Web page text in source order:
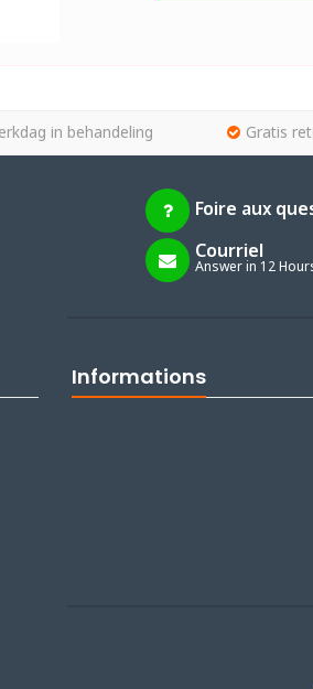
in behandeling Gratis
Foire aux
Courriel
Answer in 12
Informations